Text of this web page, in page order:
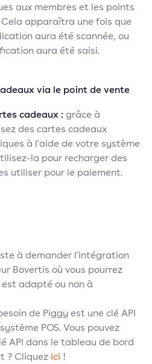
aux membres et les points
apparaîtra une fois que
aura été scannée, ou
aura été saisi.
via le point de vente
cadeaux :grâce à
des cartes cadeaux
à l'aide de votre système
la pour recharger des
utiliser pour le paiement.
à demander l'intégration
Bovertis où vous pourrez
adapté ou non à
de Piggy est une clé API
POS. Vous pouvez
API dans le tableau de bord
? Cliquez ici !